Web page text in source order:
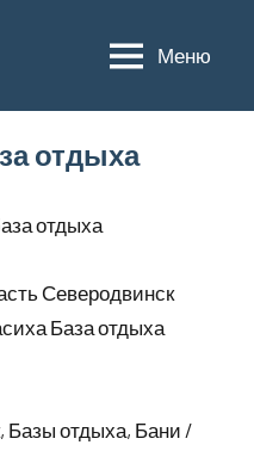
Меню
отдыха
отдыха
Северодвинск
База отдыха
Базы отдыха, Бани /